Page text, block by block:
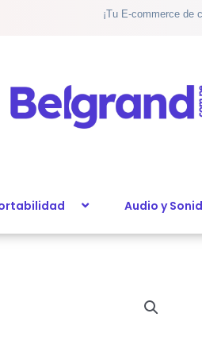
¡Tu E-commerce de
Audio y